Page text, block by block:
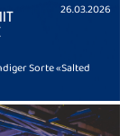
26.03.2026
Sorte «Salted